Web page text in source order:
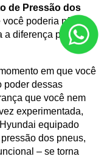
de Pressão dos
poderia não
a diferença para a
em que você
poder dessas
que você nem
experimentada,
equipado
dos pneus,
– se torna